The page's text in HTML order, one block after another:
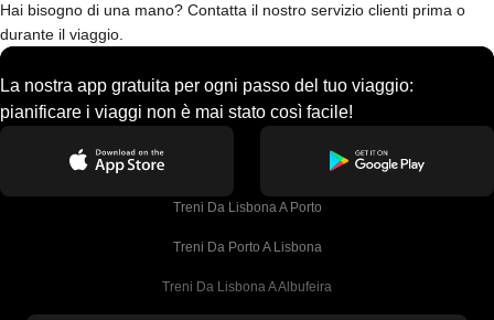
Hai bisogno di una mano? Contatta il nostro servizio clienti prima o
durante il viaggio.
La nostra app gratuita per ogni passo del tuo viaggio:
pianificare i viaggi non è mai stato così facile!
Treni Da Lisbona A Porto
Treni Da Porto A Lisbona
Treni Da Lisbona A Albufeira